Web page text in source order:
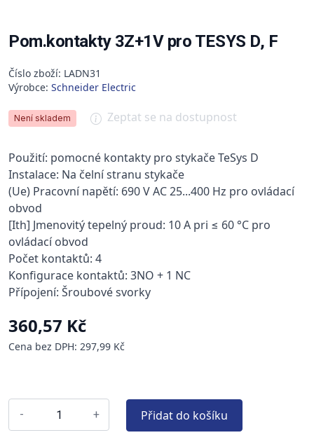
Pom.kontakty 3Z+1V pro TESYS D, F
Číslo zboží: LADN31
Výrobce: Schneider Electric
Není skladem Zeptat se na dostupnost
Použití: pomocné kontakty pro stykače TeSys D
Instalace: Na čelní stranu stykače
(Ue) Pracovní napětí: 690 V AC 25...400 Hz pro ovládací
obvod
[Ith] Jmenovitý tepelný proud: 10 A pri ≤ 60 °C pro
ovládací obvod
Počet kontaktů: 4
Konfigurace kontaktů: 3NO + 1 NC
Přípojení: Šroubové svorky
360,57 Kč
Cena bez DPH: 297,99 Kč
- + Přidat do košíku